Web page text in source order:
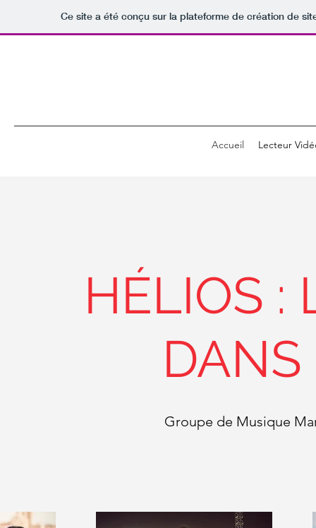
Ce site a été conçu sur la plateforme de création de
Accueil Lecteur
HÉLIOS :
Groupe de Musique